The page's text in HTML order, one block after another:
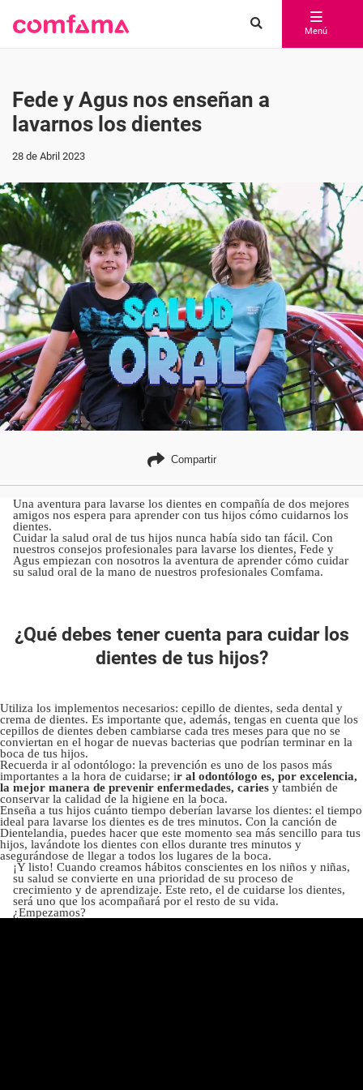
Menú
Fede y Agus nos enseñan a
lavarnos los dientes
28 de Abril 2023
Compartir
Una aventura para lavarse los dientes en compañía de dos mejores
amigos nos espera para aprender con tus hijos cómo cuidarnos los
dientes.
Cuidar la salud oral de tus hijos nunca había sido tan fácil. Con
nuestros consejos profesionales para lavarse los dientes, Fede y
Agus empiezan con nosotros la aventura de aprender cómo cuidar
su salud oral de la mano de nuestros profesionales Comfama.
¿Qué debes tener cuenta para cuidar los
dientes de tus hijos?
Utiliza los implementos necesarios: cepillo de dientes, seda dental y
crema de dientes. Es importante que, además, tengas en cuenta que los
cepillos de dientes deben cambiarse cada tres meses para que no se
conviertan en el hogar de nuevas bacterias que podrían terminar en la
boca de tus hijos.
Recuerda ir al odontólogo: la prevención es uno de los pasos más
importantes a la hora de cuidarse; ir al odontólogo es, por excelencia,
la mejor manera de prevenir enfermedades, caries y también de
conservar la calidad de la higiene en la boca.
Enseña a tus hijos cuánto tiempo deberían lavarse los dientes: el tiempo
ideal para lavarse los dientes es de tres minutos. Con la canción de
Dientelandia, puedes hacer que este momento sea más sencillo para tus
hijos, lavándote los dientes con ellos durante tres minutos y
asegurándose de llegar a todos los lugares de la boca.
¡Y listo! Cuando creamos hábitos conscientes en los niños y niñas,
su salud se convierte en una prioridad de su proceso de
crecimiento y de aprendizaje. Este reto, el de cuidarse los dientes,
será uno que los acompañará por el resto de su vida.
¿Empezamos?